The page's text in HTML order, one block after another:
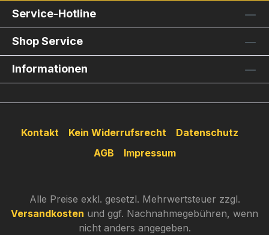
Service-Hotline
Shop Service
Informationen
Kontakt Kein Widerrufsrecht
Datenschutz
AGB
Impressum
Alle Preise exkl. gesetzl. Mehrwertsteuer zzgl.
Versandkosten und ggf. Nachnahmegebühren, wenn
nicht anders angegeben.